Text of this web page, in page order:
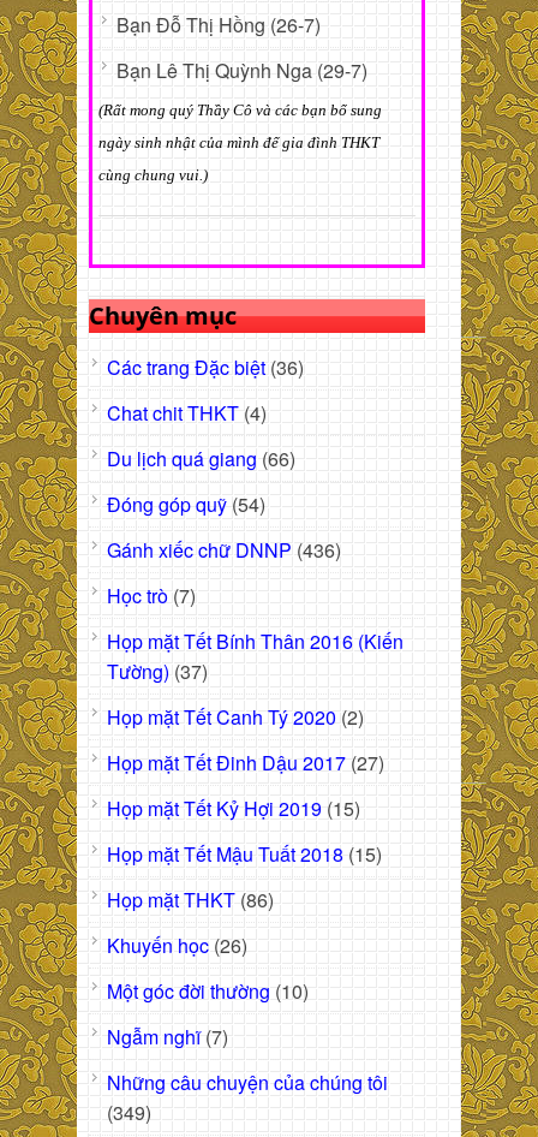
Bạn Đỗ Thị Hồng (26-7)
Bạn Lê Thị Quỳnh Nga (29-7)
(Rất mong quý Thầy Cô và các bạn bổ sung
ngày sinh nhật của mình để gia đình THKT
cùng chung vui.)
Chuyên mục
Các trang Đặc biệt(36)
Chat chit THKT (4)
Du lịch quá giang (66)
Đóng góp quỹ (54)
Gánh xiếc chữ DNNP (436)
Học trò (7)
Họp mặt Tết Bính Thân 2016 (Kiến
Tường) (37)
Họp mặt Tết Canh Tý 2020 (2)
Họp mặt Tết Đinh Dậu 2017 (27)
Họp mặt Tết Kỷ Hợi 2019 (15)
Họp mặt Tết Mậu Tuất 2018 (15)
Họp mặt THKT (86)
Khuyến học (26)
Một góc đời thường (10)
Ngẫm nghĩ(7)
Những câu chuyện của chúng tôi
(349)